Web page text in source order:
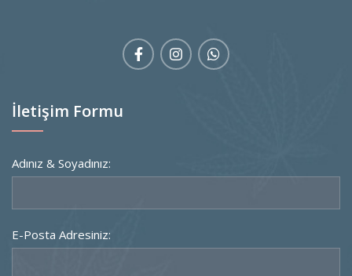
İletişim Formu
Adınız & Soyadınız:
E-Posta Adresiniz: